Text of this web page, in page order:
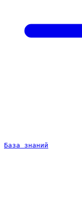
База знаний